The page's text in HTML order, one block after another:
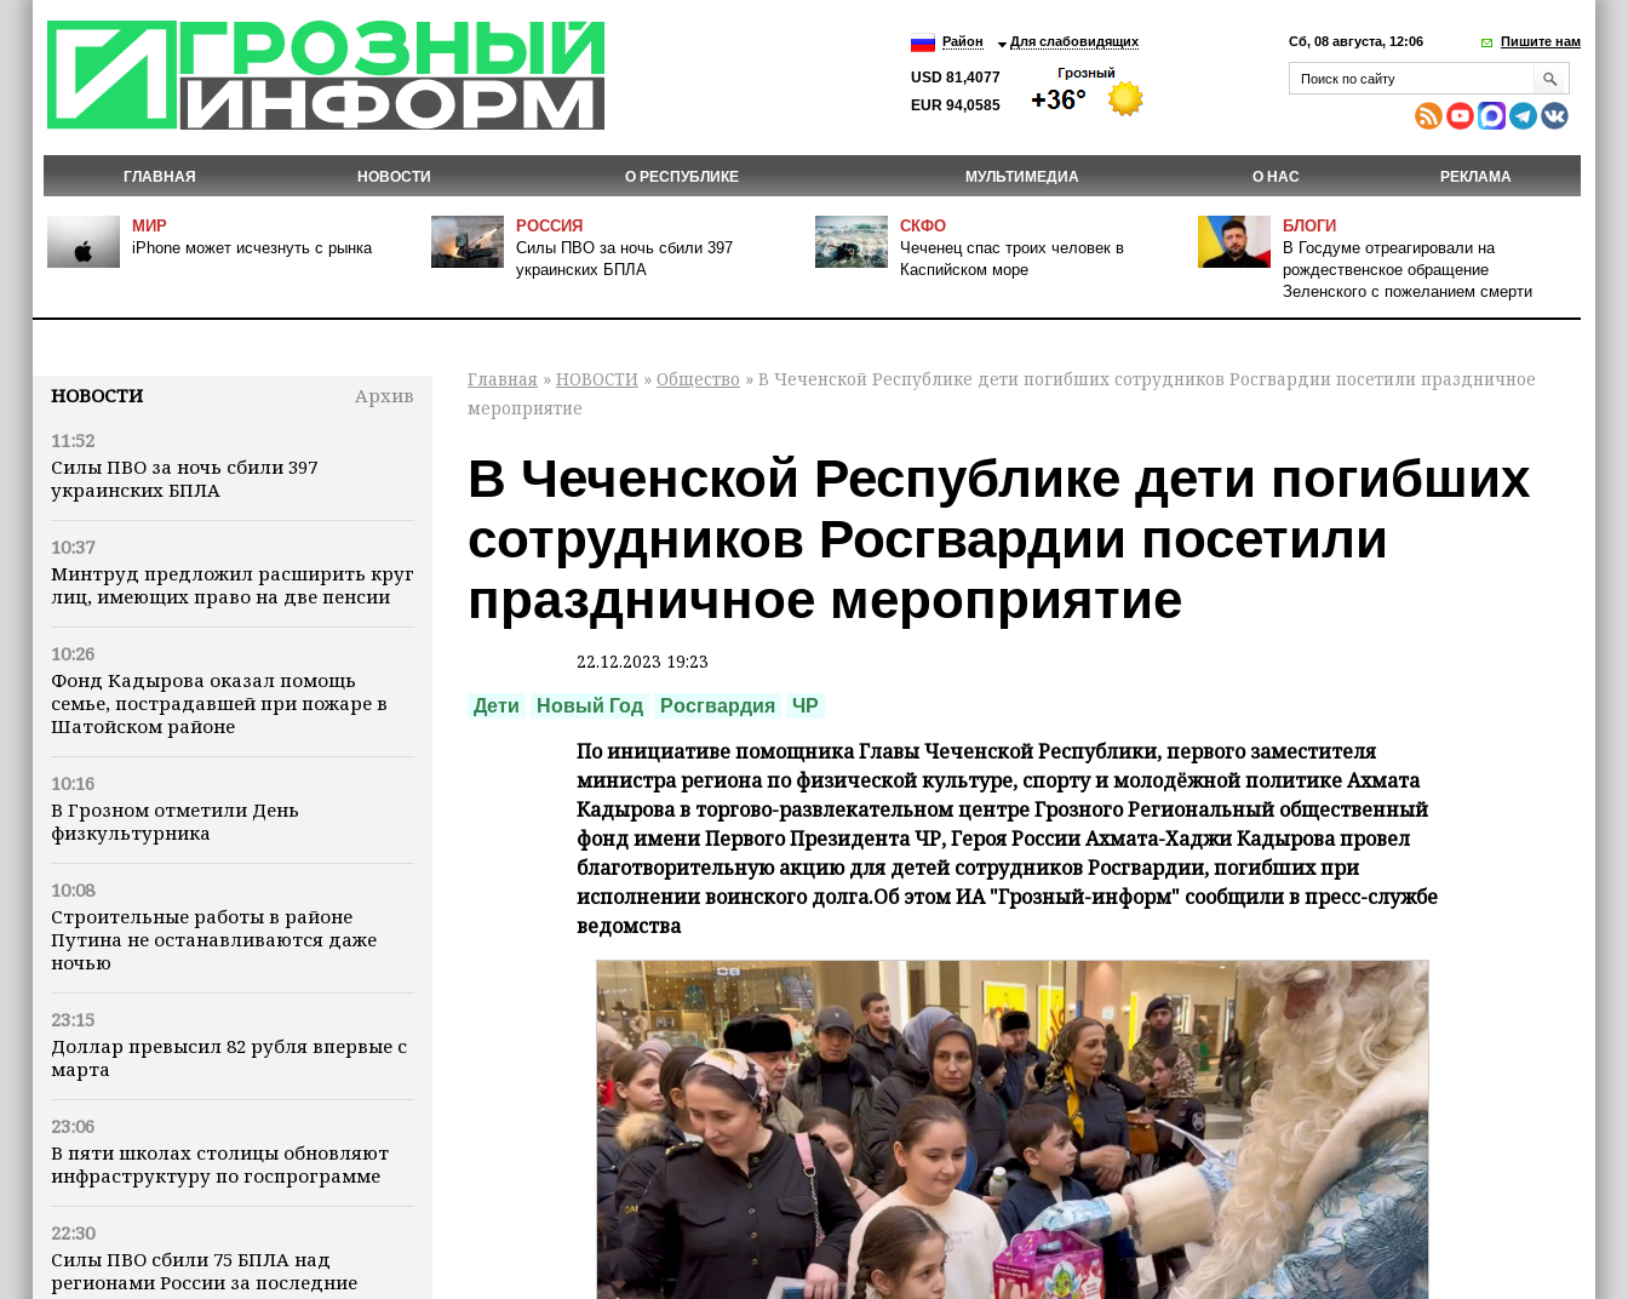
Район Для слабовидящих
USD 81,4077
EUR 94,0585
Сб, 08 августа, 12:06 Пишите нам
ГЛАВНАЯ НОВОСТИ О РЕСПУБЛИКЕ МУЛЬТИМЕДИА О НАС РЕКЛАМА
МИР
iPhone может исчезнуть с рынка
РОССИЯ
Силы ПВО за ночь сбили 397
украинских БПЛА
СКФО
Чеченец спас троих человек в
Каспийском море
БЛОГИ
В Госдуме отреагировали на
рождественское обращение
Зеленского с пожеланием смерти
НОВОСТИ
Архив
11:52
Силы ПВО за ночь сбили 397
украинских БПЛА
10:37
Минтруд предложил расширить круг
лиц, имеющих право на две пенсии
10:26
Фонд Кадырова оказал помощь
семье, пострадавшей при пожаре в
Шатойском районе
10:16
В Грозном отметили День
физкультурника
10:08
Строительные работы в районе
Путина не останавливаются даже
ночью
23:15
Доллар превысил 82 рубля впервые с
марта
23:06
В пяти школах столицы обновляют
инфраструктуру по госпрограмме
22:30
Силы ПВО сбили 75 БПЛА над
регионами России за последние
Главная » НОВОСТИ » Общество » В Чеченской Республике дети погибших сотрудников Росгвардии посетили праздничное
мероприятие
В Чеченской Республике дети погибших
сотрудников Росгвардии посетили
праздничное мероприятие
22.12.2023 19:23
Дети Новый Год Росгвардия ЧР
По инициативе помощника Главы Чеченской Республики, первого заместителя
министра региона по физической культуре, спорту и молодёжной политике Ахмата
Кадырова в торгово-развлекательном центре Грозного Региональный общественный
фонд имени Первого Президента ЧР, Героя России Ахмата-Хаджи Кадырова провел
благотворительную акцию для детей сотрудников Росгвардии, погибших при
исполнении воинского долга.Об этом ИА "Грозный-информ" сообщили в пресс-службе
ведомства